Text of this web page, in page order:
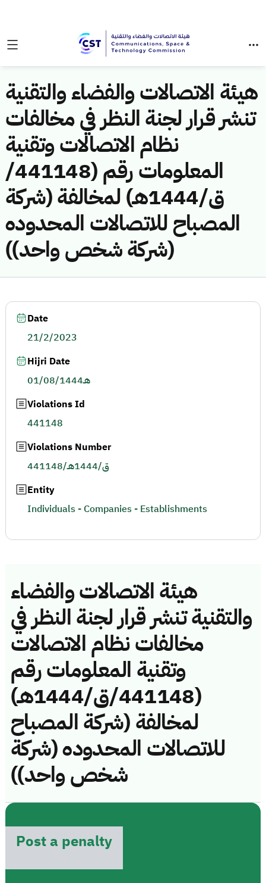
هيئة الاتصالات والفضاء والتقنية
تنشر قرار لجنة النظر في مخالفات
نظام الاتصالات وتقنية
المعلومات رقم (441148/
ق/1444هـ) لمخالفة (شركة
المصباح للاتصالات المحدوده
(شركة شخص واحد))
هيئة الاتصالات والفضاء
والتقنية تنشر قرار لجنة النظر في
مخالفات نظام الاتصالات
وتقنية المعلومات رقم
(441148/ق/1444هـ)
لمخالفة (شركة المصباح
للاتصالات المحدوده (شركة
شخص واحد))
Post a penalty
Date
21/2/2023
Hijri Date
01/08/1444هـ
Violations Id
441148
Violations Number
441148/ق/1444هـ
Entity
Individuals - Companies - Establishments